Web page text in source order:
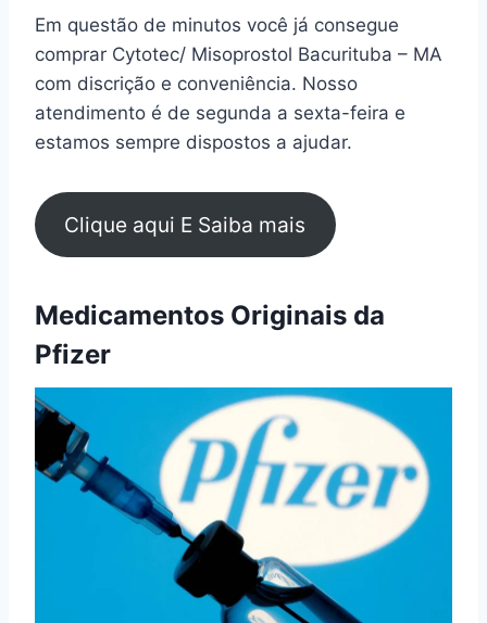
Em questão de minutos você já consegue
comprar Cytotec/ Misoprostol Bacurituba – MA
com discrição e conveniência. Nosso
atendimento é de segunda a sexta-feira e
estamos sempre dispostos a ajudar.
Clique aqui E Saiba mais
Medicamentos Originais da
Pfizer